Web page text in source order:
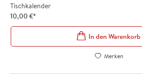
Tischkalender
10,00 €*
In den Warenkorb
Merken